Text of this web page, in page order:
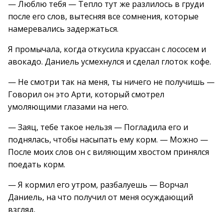
— Люблю тебя — Тепло тут же разлилось в груди
после его слов, вытесняя все сомнения, которые
намеревались задержаться.
Я промычала, когда откусила круассан с лососем и
авокадо. Даниель усмехнулся и сделал глоток кофе.
— Не смотри так на меня, ты ничего не получишь —
Говорил он это Арти, который смотрел
умоляющими глазами на него.
— Заяц, тебе такое нельзя — Погладила его и
поднялась, чтобы насыпать ему корм. — Можно —
После моих слов он с виляющим хвостом принялся
поедать корм.
— Я кормил его утром, разбалуешь — Ворчал
Даниель, на что получил от меня осуждающий
взгляд.